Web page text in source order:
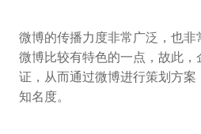
微博的传播力度非常广泛，也非
微博比较有特色的一点，故此，
证，从而通过微博进行策划方
知名度。